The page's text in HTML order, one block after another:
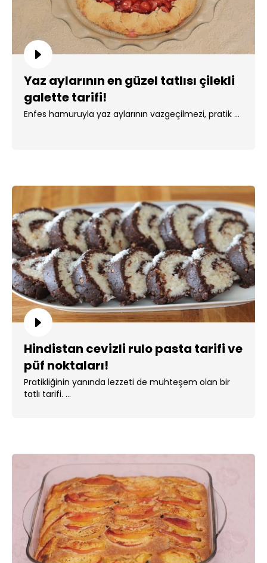
Yaz aylarının en güzel tatlısı çilekli
galette tarifi!
Enfes hamuruyla yaz aylarının vazgeçilmezi, pratik ...
Hindistan cevizli rulo pasta tarifi ve
püf noktaları!
Pratikliğinin yanında lezzeti de muhteşem olan bir
tatlı tarifi. ...